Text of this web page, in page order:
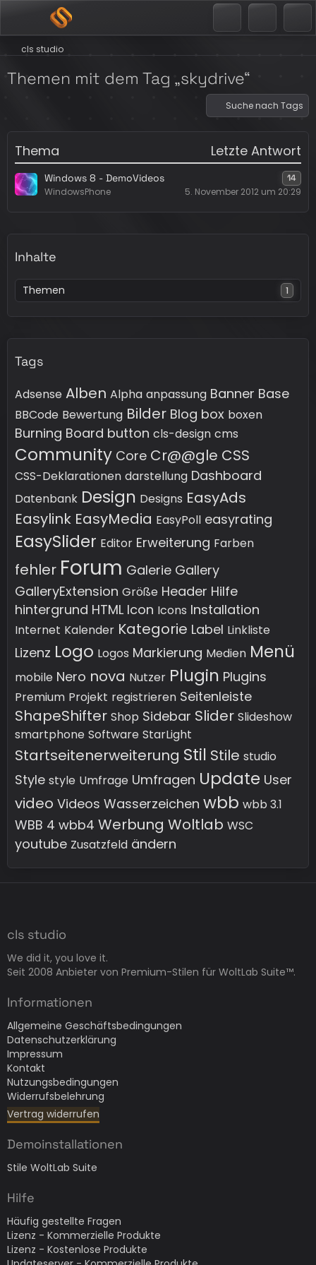
cls studio
Themen mit dem Tag „skydrive“
Suche nach Tags
Thema Letzte Antwort
Windows 8 - DemoVideos 14
WindowsPhone 5. November 2012 um 20:29
Inhalte
Themen 1
Tags
Adsense Alben Alpha anpassung Banner Base
BBCode Bewertung Bilder Blog box boxen
Burning Board button cls-design cms
Community Core Cr@@gle CSS
CSS-Deklarationen darstellung Dashboard
Datenbank Design Designs EasyAds
Easylink EasyMedia EasyPoll easyrating
EasySlider Editor Erweiterung Farben
fehler Forum Galerie Gallery
GalleryExtension Größe Header Hilfe
hintergrund HTML Icon Icons Installation
Internet Kalender Kategorie Label Linkliste
Lizenz Logo Logos Markierung Medien Menü
mobile Nero nova Nutzer Plugin Plugins
Premium Projekt registrieren Seitenleiste
ShapeShifter Shop Sidebar Slider Slideshow
smartphone Software StarLight
Startseitenerweiterung Stil Stile studio
Style style Umfrage Umfragen Update User
video Videos Wasserzeichen wbb wbb 3.1
WBB 4 wbb4 Werbung Woltlab WSC
youtube Zusatzfeld ändern
cls studio
We did it, you love it.
Seit 2008 Anbieter von Premium-Stilen für WoltLab Suite™.
Informationen
Allgemeine Geschäftsbedingungen
Datenschutzerklärung
Impressum
Kontakt
Nutzungsbedingungen
Widerrufsbelehrung
Vertrag widerrufen
Demoinstallationen
Stile WoltLab Suite
Hilfe
Häufig gestellte Fragen
Lizenz - Kommerzielle Produkte
Lizenz - Kostenlose Produkte